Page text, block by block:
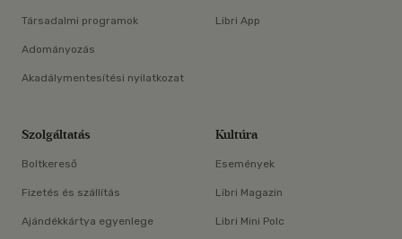
Társadalmi programok
Adományozás
Akadálymentesítési nyilatkozat
Libri App
Szolgáltatás
Boltkereső
Fizetés és szállítás
Ajándékkártya egyenlege
Kultúra
Események
Libri Magazin
Libri Mini Polc